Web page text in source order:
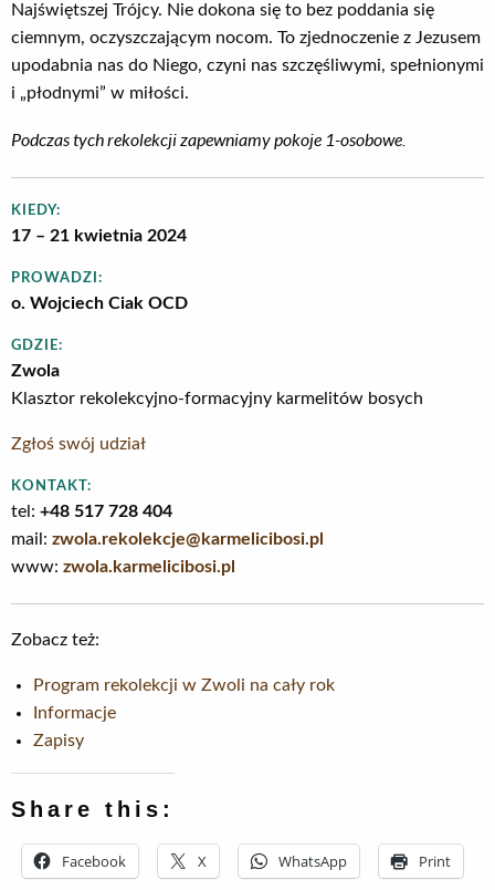
Najświętszej Trójcy. Nie dokona się to bez poddania się
ciemnym, oczyszczającym nocom. To zjednoczenie z Jezusem
upodabnia nas do Niego, czyni nas szczęśliwymi, spełnionymi
i „płodnymi” w miłości.
Podczas tych rekolekcji zapewniamy pokoje 1-osobowe.
KIEDY:
17 – 21 kwietnia 2024
PROWADZI:
o. Wojciech Ciak OCD
GDZIE:
Zwola
Klasztor rekolekcyjno-formacyjny karmelitów bosych
Zgłoś swój udział
KONTAKT:
tel: +48 517 728 404
mail: zwola.rekolekcje@karmelicibosi.pl
www: zwola.karmelicibosi.pl
Zobacz też:
Program rekolekcji w Zwoli na cały rok
Informacje
Zapisy
Share this:
Facebook X WhatsApp Print